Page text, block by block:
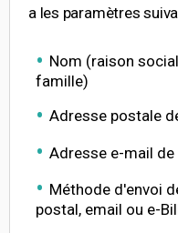
a les paramètres
Nom (raison
famille)
Adresse postale
Adresse e-mail
Méthode d'envoi
postal, email ou e-